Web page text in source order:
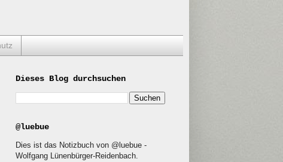
Dieses Blog durchsuchen
@luebue
Dies ist das Notizbuch von @luebue -
Wolfgang Lünenbürger-Reidenbach.